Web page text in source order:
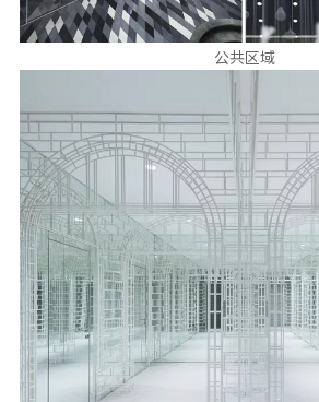
公共区域